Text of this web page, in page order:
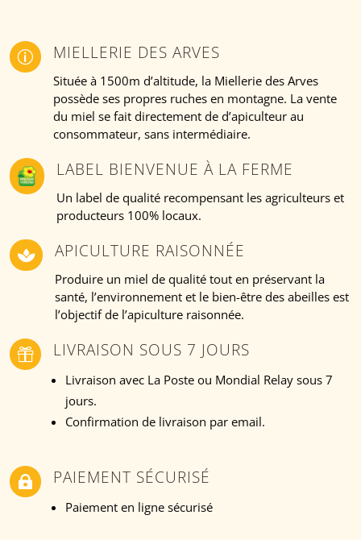
p MIELLERIE DES ARVES
Située à 1500m d’altitude, la Miellerie des Arves
possède ses propres ruches en montagne. La vente
du miel se fait directement de d’apiculteur au
consommateur, sans intermédiaire.
LABEL BIENVENUE À LA FERME
Un label de qualité recompensant les agriculteurs et
producteurs 100% locaux.
 APICULTURE RAISONNÉE
Produire un miel de qualité tout en préservant la
santé, l’environnement et le bien-être des abeilles est
l’objectif de l’apiculture raisonnée.
 LIVRAISON SOUS 7 JOURS
Livraison avec La Poste ou Mondial Relay sous 7
jours.
Confirmation de livraison par email.
 PAIEMENT SÉCURISÉ
Paiement en ligne sécurisé